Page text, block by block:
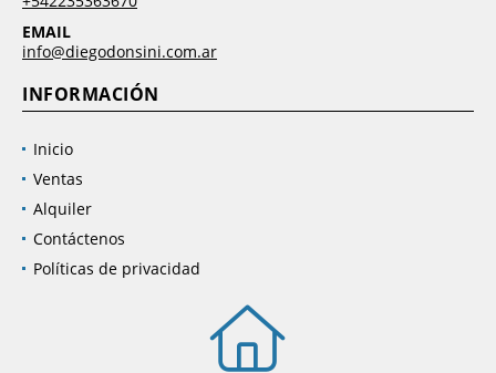
EMAIL
info@diegodonsini.com.ar
INFORMACIÓN
Inicio
Ventas
Alquiler
Contáctenos
Políticas de privacidad